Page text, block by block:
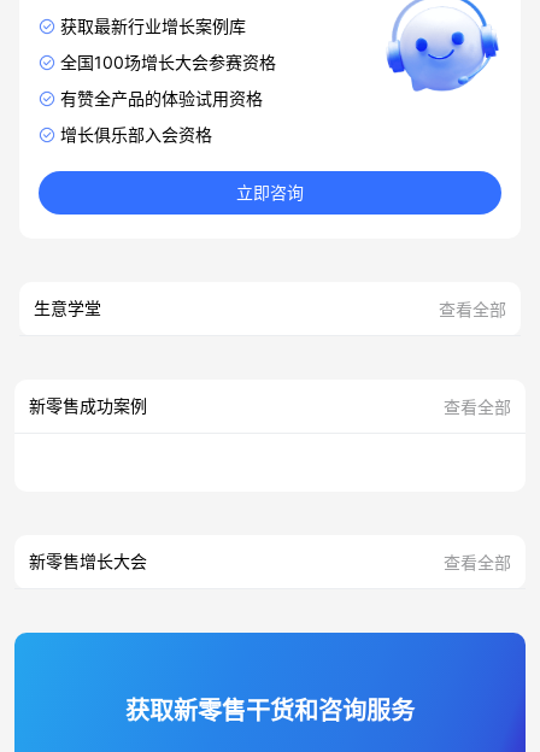
获取最新行业增长案例库
全国100场增长大会参赛资格
有赞全产品的体验试用资格
增长俱乐部入会资格
立即咨询
生意学堂 查看全部
新零售成功案例 查看全部
新零售增长大会 查看全部
获取新零售干货和咨询服务